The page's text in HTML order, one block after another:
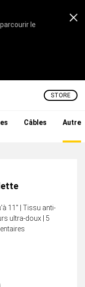
le
STORE
Câbles Autre
11" | Tissu anti-
ultra-doux | 5